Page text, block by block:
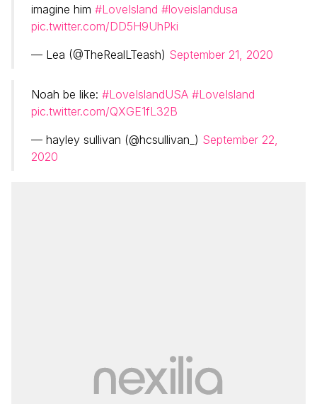
imagine him #LoveIsland #loveislandusa
pic.twitter.com/DD5H9UhPki
— Lea (@TheRealLTeash) September 21, 2020
Noah be like: #LoveIslandUSA #LoveIsland
pic.twitter.com/QXGE1fL32B
— hayley sullivan (@hcsullivan_) September 22,
2020